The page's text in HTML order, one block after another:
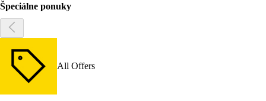
Špeciálne ponuky
All Offers